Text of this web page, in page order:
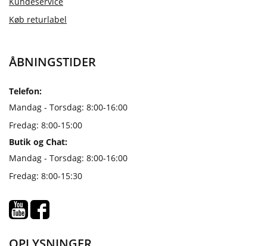
Køb returlabel
ÅBNINGSTIDER
Telefon:
Mandag - Torsdag: 8:00-16:00
Fredag: 8:00-15:00
Butik og Chat:
Mandag - Torsdag: 8:00-16:00
Fredag: 8:00-15:30